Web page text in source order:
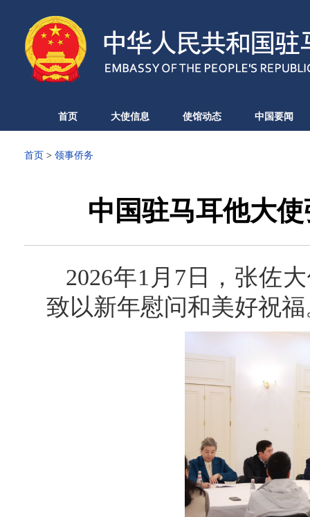
首页 大使信息 使馆动态 中国要闻
首页 > 领事侨务
中国驻马耳他大
2026年1月7日，张佐
致以新年慰问和美好祝